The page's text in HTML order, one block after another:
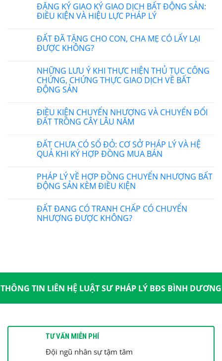
ĐĂNG KÝ GIAO KÝ GIAO DỊCH BẤT ĐỘNG SẢN:
ĐIỀU KIỆN VÀ HIỆU LỰC PHÁP LÝ
ĐẤT ĐÃ TẶNG CHO CON, CHA MẸ CÓ LẤY LẠI
ĐƯỢC KHÔNG?
NHỮNG LƯU Ý KHI THỰC HIỆN THỦ TỤC CÔNG
CHỨNG, CHỨNG THỰC GIAO DỊCH VỀ BẤT
ĐỘNG SẢN
ĐIỀU KIỆN CHUYỂN NHƯỢNG VÀ CHUYỂN ĐỔI
ĐẤT TRỒNG CÂY LÂU NĂM
ĐẤT CHƯA CÓ SỔ ĐỎ: CƠ SỞ PHÁP LÝ VÀ HỆ
QUẢ KHI KÝ HỢP ĐỒNG MUA BÁN
PHÁP LÝ VỀ HỢP ĐỒNG CHUYỂN NHƯỢNG BẤT
ĐỘNG SẢN KÈM ĐIỀU KIỆN
ĐẤT ĐANG CÓ TRANH CHẤP CÓ CHUYỂN
NHƯỢNG ĐƯỢC KHÔNG?
THÔNG TIN LIÊN HỆ LUẬT SƯ PHÁP LÝ BĐS BÌNH DƯƠNG
TƯ VẤN MIỄN PHÍ
Đội ngũ nhân sự tậm tâm